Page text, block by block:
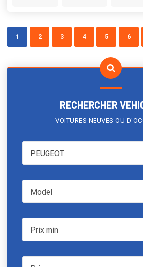
1 2 3 4 5 6
RECHERCHER
VOITURES NEUVES OU
PEUGEOTPEUGEOT
ModelModel
Prix minPrix min
Prix max